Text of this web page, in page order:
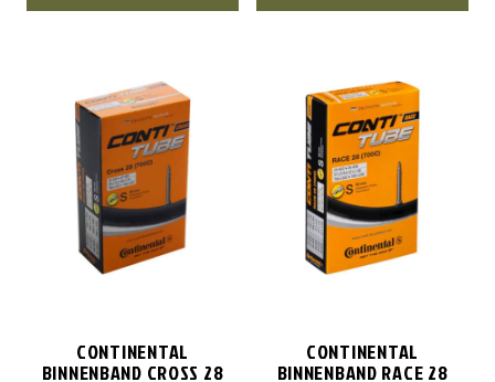
CONTINENTAL
BINNENBAND CROSS 28
CONTINENTAL
BINNENBAND RACE 28